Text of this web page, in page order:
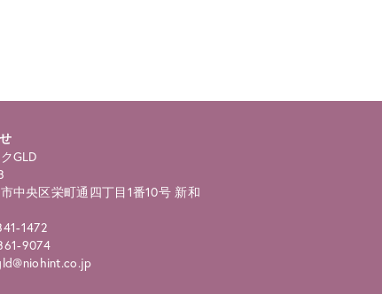
GLD
中央区栄町通四丁目1番10号 新和
1472
9074